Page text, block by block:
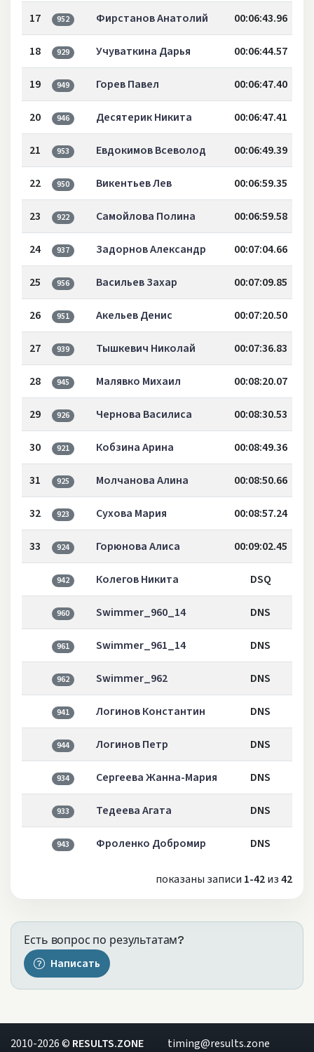
17 952 Фирстанов Анатолий 00:06:43.96
18 929 Учуваткина Дарья 00:06:44.57
19 949 Горев Павел 00:06:47.40
20 946 Десятерик Никита 00:06:47.41
21 953 Евдокимов Всеволод 00:06:49.39
22 950 Викентьев Лев 00:06:59.35
23 922 Самойлова Полина 00:06:59.58
24 937 Задорнов Александр 00:07:04.66
25 956 Васильев Захар 00:07:09.85
26 951 Акельев Денис 00:07:20.50
27 939 Тышкевич Николай 00:07:36.83
28 945 Малявко Михаил 00:08:20.07
29 926 Чернова Василиса 00:08:30.53
30 921 Кобзина Арина 00:08:49.36
31 925 Молчанова Алина 00:08:50.66
32 923 Сухова Мария 00:08:57.24
33 924 Горюнова Алиса 00:09:02.45
942 Колегов Никита DSQ
960 Swimmer_960_14 DNS
961 Swimmer_961_14 DNS
962 Swimmer_962 DNS
941 Логинов Константин DNS
944 Логинов Петр DNS
934 Сергеева Жанна-Мария DNS
933 Тедеева Агата DNS
943 Фроленко Добромир DNS
показаны записи 1-42из42
Есть вопрос по результатам?
Написать
2010-2026 © RESULTS.ZONE timing@results.zone